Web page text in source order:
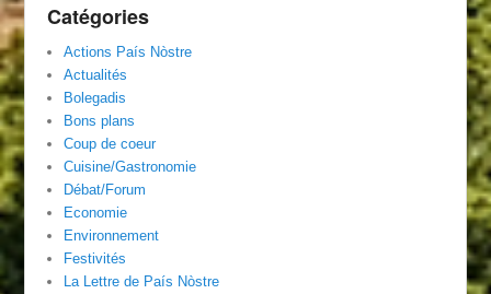
Catégories
Actions País Nòstre
Actualités
Bolegadis
Bons plans
Coup de coeur
Cuisine/Gastronomie
Débat/Forum
Economie
Environnement
Festivités
La Lettre de País Nòstre